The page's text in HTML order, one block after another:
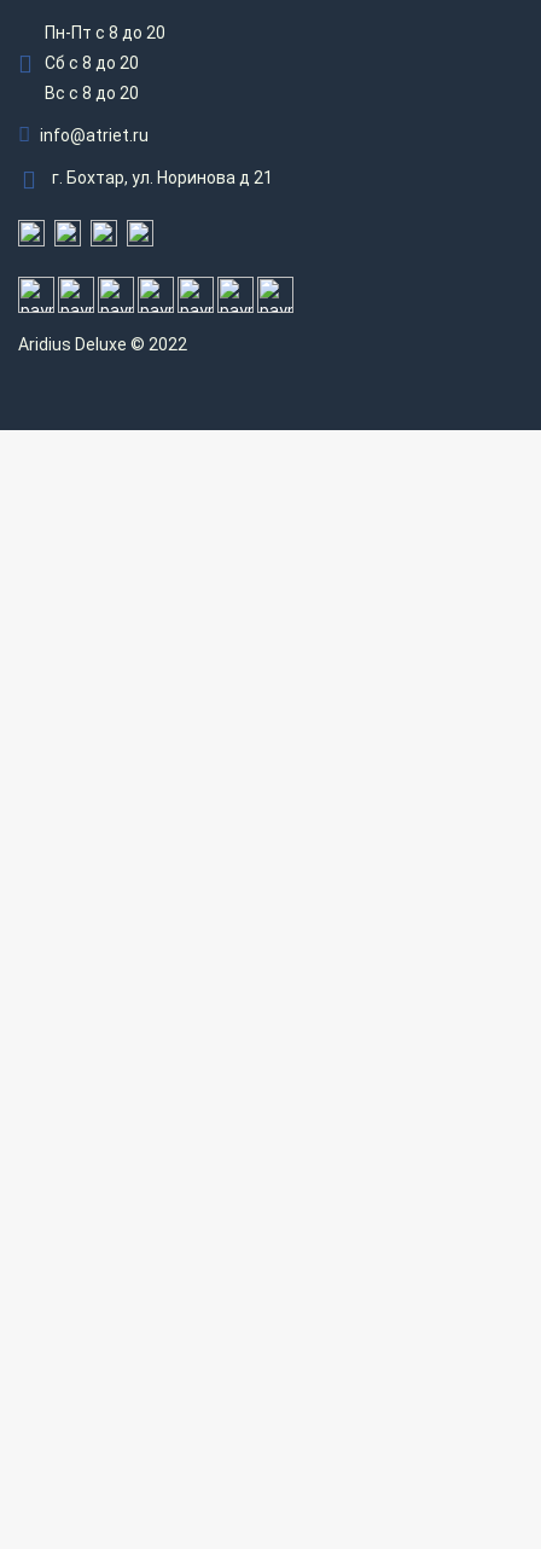
Пн-Пт с 8 до 20
Сб с 8 до 20
Вс c 8 до 20
info@atriet.ru
г. Бохтар, ул. Норинова д 21
Aridius Deluxe © 2022